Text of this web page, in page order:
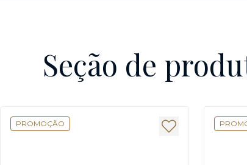
Seção de
PROMOÇÃO